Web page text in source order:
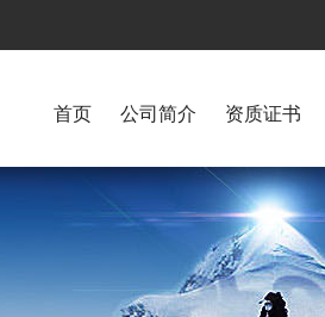
首页 公司简介 资质证书